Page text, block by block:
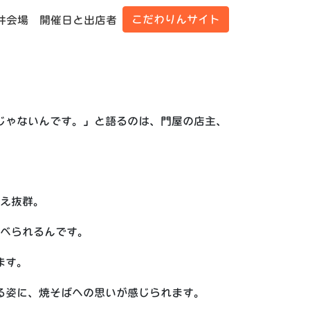
会場 開催日と出店者 こだわりんサイト
ないんです。」と語るのは、門屋の店主、
抜群。
られるんです。
。
に、焼そばへの思いが感じられます。